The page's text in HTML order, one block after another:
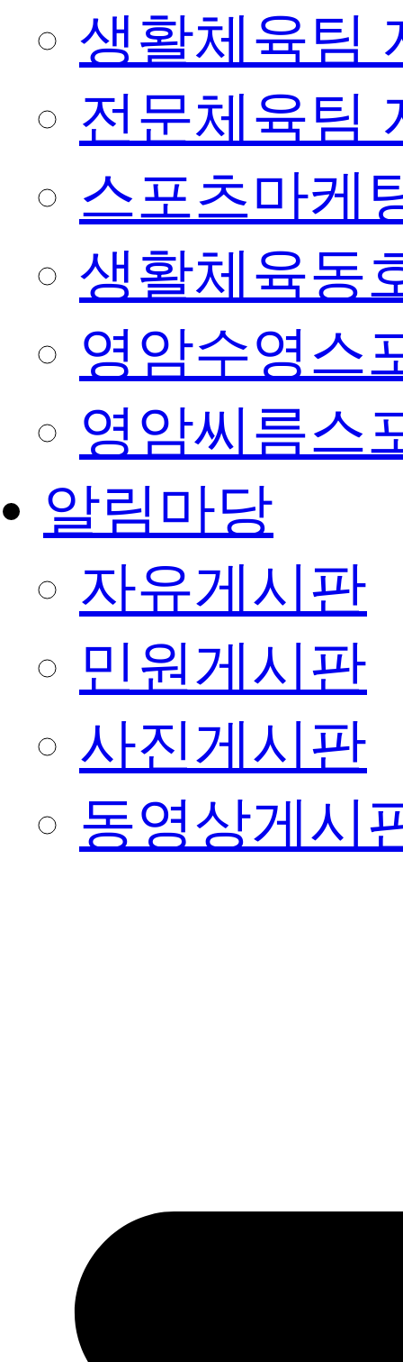
생활체육팀
전문체육팀
스포츠마케
생활체육동
영암수영스
영암씨름스
알림마당
자유게시판
민원게시판
사진게시판
동영상게시